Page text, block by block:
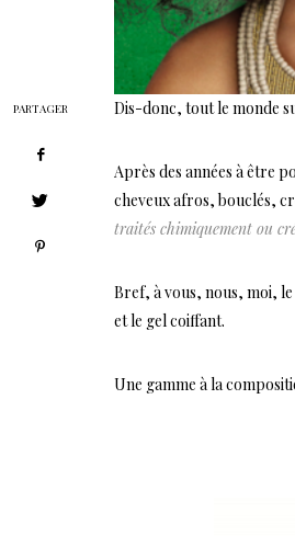
Dis-donc, tout le monde
Après des années à être
cheveux afros, bouclés,
traités chimiquement ou
Bref, à vous, nous, moi,
et le gel coiffant.
Une gamme à la
PARTAGER